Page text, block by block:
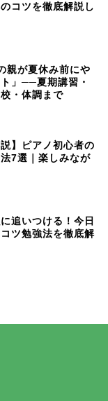
コツを徹底解説し
親が夏休み前にや
」──夏期講習・
・体調まで
説】ピアノ初心者の
7選｜楽しみなが
追いつける！今日
ツ勉強法を徹底解